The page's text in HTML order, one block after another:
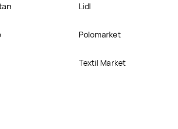
Lidl
Polomarket
Textil Market